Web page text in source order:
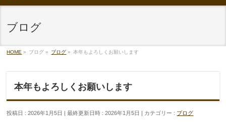
ブログ
HOME » ブログ » ブログ » 本年もよろしくお願いします
本年もよろしくお願いします
投稿日 : 2026年1月5日 最終更新日時 : 2026年1月5日 カテゴリー : ブログ